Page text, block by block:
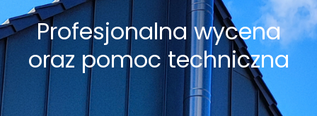
Profesjonalna wycena
oraz pomoc techniczna